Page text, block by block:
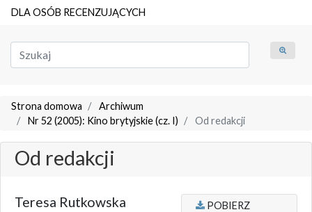
DLA OSÓB RECENZUJĄCYCH
Strona domowa
Archiwum
Nr 52 (2005): Kino brytyjskie (cz. I)
Od redakcji
Od redakcji
Teresa Rutkowska POBIERZ